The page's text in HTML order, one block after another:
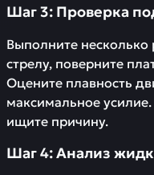
Шаг 3: Проверка
Выполните
стрелу, поверните
Оцените плавность
максимальное
ищите причину.
Шаг 4: Анализ